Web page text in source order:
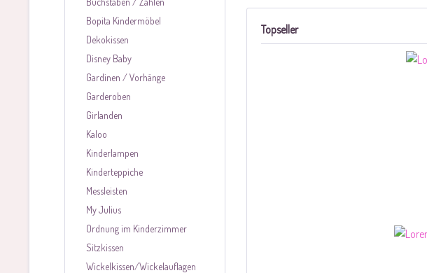
Bopita Kindermöbel
Dekokissen
Disney Baby
Gardinen / Vorhänge
Garderoben
Girlanden
Kaloo
Kinderlampen
Kinderteppiche
Messleisten
My Julius
Ordnung im Kinderzimmer
Sitzkissen
Wickelkissen/Wickelauflagen
Topseller